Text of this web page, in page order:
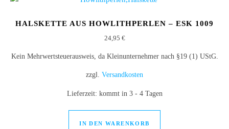
HALSKETTE AUS HOWLITHPERLEN – ESK 1009
24,95 €
Kein Mehrwertsteuerausweis, da Kleinunternehmer nach §19 (1) UStG.
zzgl. Versandkosten
Lieferzeit: kommt in 3 - 4 Tagen
IN DEN WARENKORB